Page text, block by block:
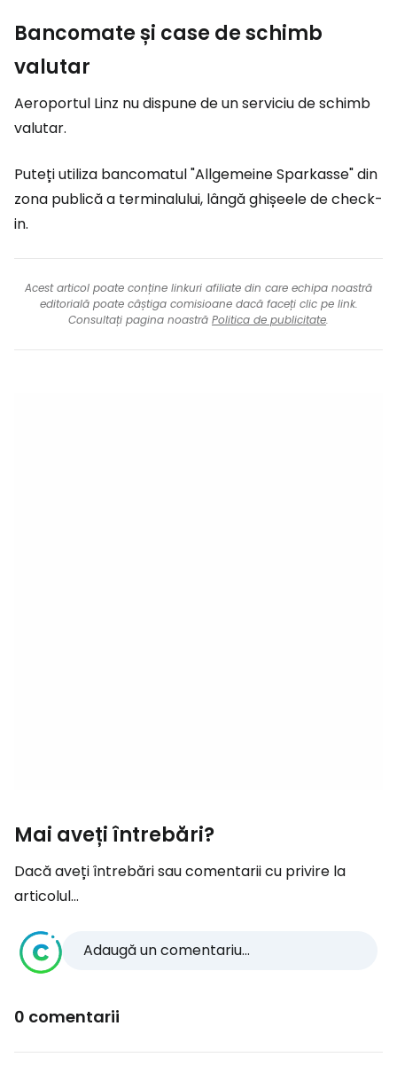
Bancomate și case de schimb
valutar
Aeroportul Linz nu dispune de un serviciu de schimb
valutar.
Puteți utiliza bancomatul "Allgemeine Sparkasse" din
zona publică a terminalului, lângă ghișeele de check-
in.
Acest articol poate conține linkuri afiliate din care echipa noastră
editorială poate câștiga comisioane dacă faceți clic pe link.
Consultați pagina noastră Politica de publicitate.
Mai aveți întrebări?
Dacă aveți întrebări sau comentarii cu privire la
articolul...
Adaugă un comentariu...
0 comentarii